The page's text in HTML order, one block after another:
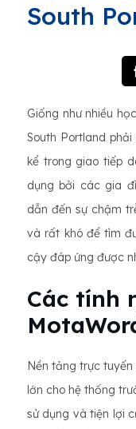
South
Giống như nhiều
South Portland
kể trong giao tiếp
dụng bởi các gia
dẫn đến sự chậm
và rất khó để tìm
cậy đáp ứng được
Các tính
Nền tảng trực
lớn cho hệ thống
sử dụng và tiện lợi